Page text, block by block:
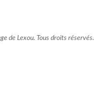
de Lexou. Tous droits réservés.